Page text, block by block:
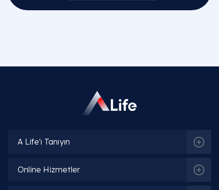
A Life'ı Tanıyın
Online Hizmetler